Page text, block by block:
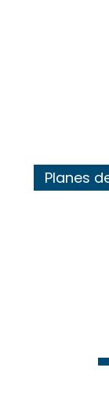
Planes